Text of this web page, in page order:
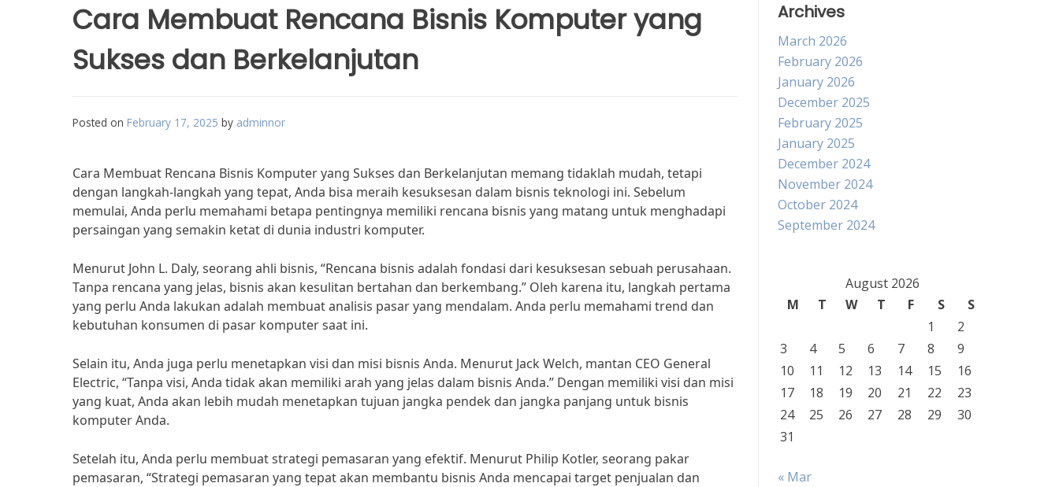
Cara Membuat Rencana Bisnis Komputer yang
Sukses dan Berkelanjutan
Posted on February 17, 2025 by adminnor
Cara Membuat Rencana Bisnis Komputer yang Sukses dan Berkelanjutan memang tidaklah mudah, tetapi
dengan langkah-langkah yang tepat, Anda bisa meraih kesuksesan dalam bisnis teknologi ini. Sebelum
memulai, Anda perlu memahami betapa pentingnya memiliki rencana bisnis yang matang untuk menghadapi
persaingan yang semakin ketat di dunia industri komputer.
Menurut John L. Daly, seorang ahli bisnis, “Rencana bisnis adalah fondasi dari kesuksesan sebuah perusahaan.
Tanpa rencana yang jelas, bisnis akan kesulitan bertahan dan berkembang.” Oleh karena itu, langkah pertama
yang perlu Anda lakukan adalah membuat analisis pasar yang mendalam. Anda perlu memahami trend dan
kebutuhan konsumen di pasar komputer saat ini.
Selain itu, Anda juga perlu menetapkan visi dan misi bisnis Anda. Menurut Jack Welch, mantan CEO General
Electric, “Tanpa visi, Anda tidak akan memiliki arah yang jelas dalam bisnis Anda.” Dengan memiliki visi dan misi
yang kuat, Anda akan lebih mudah menetapkan tujuan jangka pendek dan jangka panjang untuk bisnis
komputer Anda.
Setelah itu, Anda perlu membuat strategi pemasaran yang efektif. Menurut Philip Kotler, seorang pakar
pemasaran, “Strategi pemasaran yang tepat akan membantu bisnis Anda mencapai target penjualan dan
Archives
March 2026
February 2026
January 2026
December 2025
February 2025
January 2025
December 2024
November 2024
October 2024
September 2024
August 2026
M
T W T F S
S
1
2
3
4 5 6 7 8
9
10
11 12 13 14 15
16
17
18 19 20 21 22
23
24
25 26 27 28 29
30
31
« Mar